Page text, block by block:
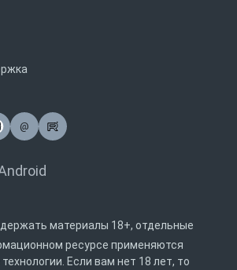
@
Почта
материалы 18+, отдельные
ресурсе применяются
Если вам нет 18 лет, то